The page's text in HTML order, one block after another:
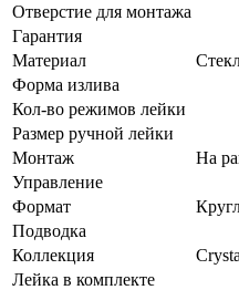
Отверстие для монтажа
Гарантия
Материал
Форма излива
Кол-во режимов лейки
Размер ручной лейки
Монтаж
На
Управление
Формат
Подводка
Коллекция
Лейка в комплекте